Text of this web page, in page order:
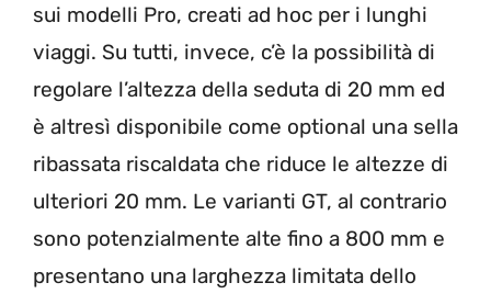
sui modelli Pro, creati ad hoc per i lunghi
viaggi. Su tutti, invece, c’è la possibilità di
regolare l’altezza della seduta di 20 mm ed
è altresì disponibile come optional una sella
ribassata riscaldata che riduce le altezze di
ulteriori 20 mm. Le varianti GT, al contrario
sono potenzialmente alte fino a 800 mm e
presentano una larghezza limitata dello